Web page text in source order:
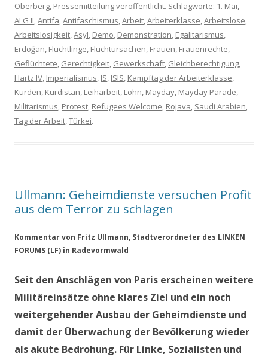
Oberberg, Pressemitteilungveröffentlicht. Schlagworte: 1. Mai,
ALG II,Antifa,Antifaschismus,Arbeit,Arbeiterklasse,Arbeitslose,
Arbeitslosigkeit,Asyl, Demo, Demonstration, Egalitarismus,
Erdoğan, Flüchtlinge, Fluchtursachen, Frauen, Frauenrechte,
Geflüchtete, Gerechtigkeit, Gewerkschaft, Gleichberechtigung,
Hartz IV, Imperialismus, IS, ISIS, Kampftag der Arbeiterklasse,
Kurden, Kurdistan, Leiharbeit, Lohn, Mayday, Mayday Parade,
Militarismus, Protest, Refugees Welcome, Rojava, Saudi Arabien,
Tag der Arbeit,Türkei.
Ullmann: Geheimdienste versuchen Profit
aus dem Terror zu schlagen
Kommentar von Fritz Ullmann, Stadtverordneter des LINKEN
FORUMS (LF) in Radevormwald
Seit den Anschlägen von Paris erscheinen weitere
Militäreinsätze ohne klares Ziel und ein noch
weitergehender Ausbau der Geheimdienste und
damit der Überwachung der Bevölkerung wieder
als akute Bedrohung. Für Linke, Sozialisten und